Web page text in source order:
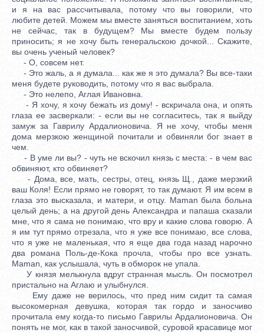
и я на вас рассчитывала, потому что вы говорили, что
любите детей. Можем мы вместе заняться воспитанием, хоть
не сейчас, так в будущем? Мы вместе будем пользу
приносить; я не хочу быть генеральскою дочкой... Скажите,
вы очень ученый человек?
- О, совсем нет.
- Это жаль, а я думала... как же я это думала? Вы все-таки
меня будете руководить, потому что я вас выбрала.
- Это нелепо, Аглая Ивановна.
- Я хочу, я хочу бежать из дому! - вскричала она, и опять
глаза ее засверкали: - если вы не согласитесь, так я выйду
замуж за Гаврилу Ардалионовича. Я не хочу, чтобы меня
дома мерзкою женщиной почитали и обвиняли бог знает в
чем.
- В уме ли вы? - чуть не вскочил князь с места: - в чем вас
обвиняют, кто обвиняет?
- Дома, все, мать, сестры, отец, князь Щ., даже мерзкий
ваш Коля! Если прямо не говорят, то так думают. Я им всем в
глаза это высказала, и матери, и отцу. Maman была больна
целый день; а на другой день Александра и папаша сказали
мне, что я сама не понимаю, что вру и какие слова говорю. А
я им тут прямо отрезала, что я уже все понимаю, все слова,
что я уже не маленькая, что я еще два года назад нарочно
два романа Поль-де-Кока прочла, чтобы про все узнать.
Maman, как услышала, чуть в обморок не упала.
У князя мелькнула вдруг странная мысль. Он посмотрел
пристально на Аглаю и улыбнулся.
Ему даже не верилось, что пред ним сидит та самая
высокомерная девушка, которая так гордо и заносчиво
прочитала ему когда-то письмо Гаврилы Ардалионовича. Он
понять не мог, как в такой заносчивой, суровой красавице мог